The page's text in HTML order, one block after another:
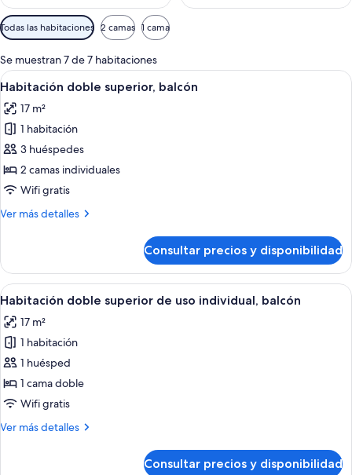
Filtros
disponibles
para
las
habitaciones
Todas las habitaciones 2 camas 1 cama
Se muestran 7 de 7 habitaciones
Abrir
todas
las
fotos
de
Habitación
doble
balcón
Habitación de hotel con cama,
10
Habitación doble superior, balcón
17 m²
1 habitación
3 huéspedes
2 camas individuales
Wifi gratis
Ver más detalles
Más
doble
superior,
balcón
Consultar precios y disponibilidad
Abrir
todas
las
fotos
de
Habitación
doble
de
Habitación de hotel con cama,
10
Habitación doble superior de uso individual, balcón
17 m²
1 habitación
1 huésped
1 cama doble
Wifi gratis
Ver más detalles
Más
Consultar precios y disponibilidad